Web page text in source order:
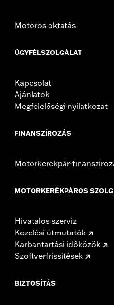
Motoros oktatás
ÜGYFÉLSZOLGÁLAT
Kapcsolat
Ajánlatok
Megfelelőségi nyilatkozat
FINANSZÍROZÁS
Motorkerékpár-
MOTORKERÉKPÁROS
Hivatalos szerviz
Kezelési útmutatók
Karbantartási időközök
Szoftverfrissítések
BIZTOSÍTÁS